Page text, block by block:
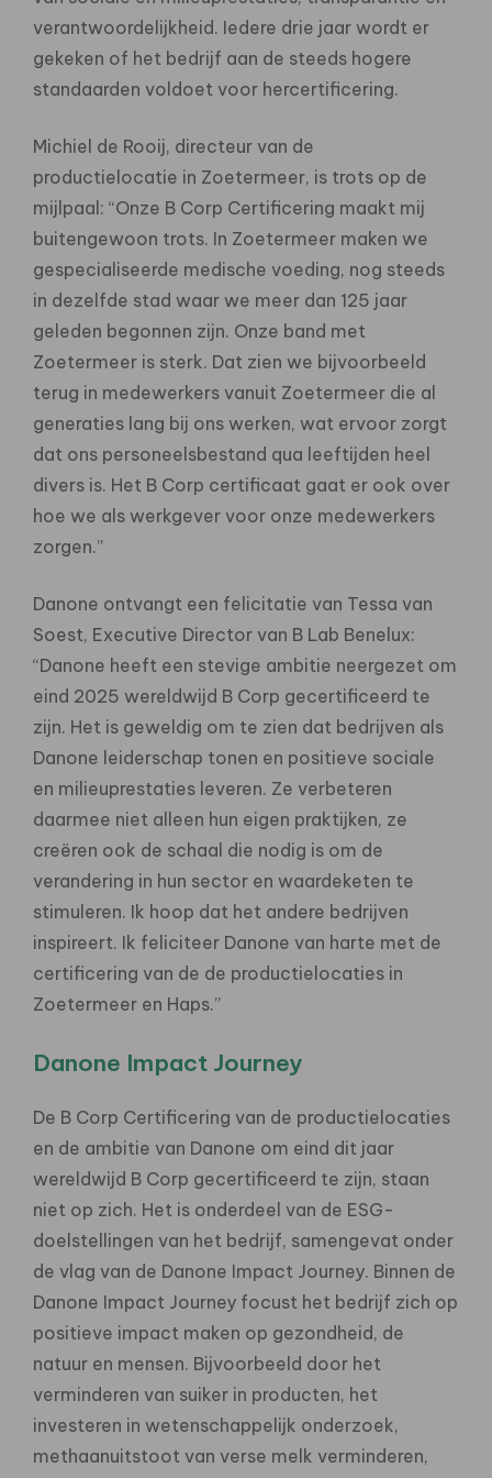
verantwoordelijkheid. Iedere drie jaar wordt er
gekeken of het bedrijf aan de steeds hogere
standaarden voldoet voor hercertificering.
Michiel de Rooij, directeur van de
productielocatie in Zoetermeer, is trots op de
mijlpaal: “Onze B Corp Certificering maakt mij
buitengewoon trots. In Zoetermeer maken we
gespecialiseerde medische voeding, nog steeds
in dezelfde stad waar we meer dan 125 jaar
geleden begonnen zijn. Onze band met
Zoetermeer is sterk. Dat zien we bijvoorbeeld
terug in medewerkers vanuit Zoetermeer die al
generaties lang bij ons werken, wat ervoor zorgt
dat ons personeelsbestand qua leeftijden heel
divers is. Het B Corp certificaat gaat er ook over
hoe we als werkgever voor onze medewerkers
zorgen.”
Danone ontvangt een felicitatie van Tessa van
Soest, Executive Director van B Lab Benelux:
“Danone heeft een stevige ambitie neergezet om
eind 2025 wereldwijd B Corp gecertificeerd te
zijn. Het is geweldig om te zien dat bedrijven als
Danone leiderschap tonen en positieve sociale
en milieuprestaties leveren. Ze verbeteren
daarmee niet alleen hun eigen praktijken, ze
creëren ook de schaal die nodig is om de
verandering in hun sector en waardeketen te
stimuleren. Ik hoop dat het andere bedrijven
inspireert. Ik feliciteer Danone van harte met de
certificering van de de productielocaties in
Zoetermeer en Haps.”
Danone Impact Journey
De B Corp Certificering van de productielocaties
en de ambitie van Danone om eind dit jaar
wereldwijd B Corp gecertificeerd te zijn, staan
niet op zich. Het is onderdeel van de ESG-
doelstellingen van het bedrijf, samengevat onder
de vlag van de Danone Impact Journey. Binnen de
Danone Impact Journey focust het bedrijf zich op
positieve impact maken op gezondheid, de
natuur en mensen. Bijvoorbeeld door het
verminderen van suiker in producten, het
investeren in wetenschappelijk onderzoek,
methaanuitstoot van verse melk verminderen,